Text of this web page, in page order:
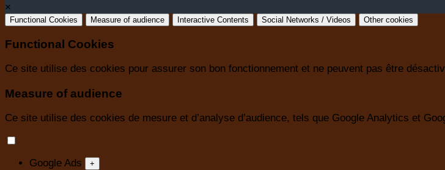
×
Functional Cookies Measure of audience Interactive Contents Social Networks / Videos Other cookies
Functional Cookies
Ce site utilise des cookies pour assurer son bon fonctionnement et ne peuvent pas être
Measure of audience
Ce site utilise des cookies de mesure et d’analyse d’audience, tels que Google Analytics et
Google Ads +